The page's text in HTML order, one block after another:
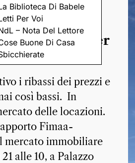
Biblioteca Di Babele
Per Voi
– Nota Del Lettore
Buone Di Casa
immobili: a
dell’uno per
i ribassi dei prezzi e
così bassi. In
delle locazioni.
Fimaa-
mercato immobiliare
alle 10, a Palazzo